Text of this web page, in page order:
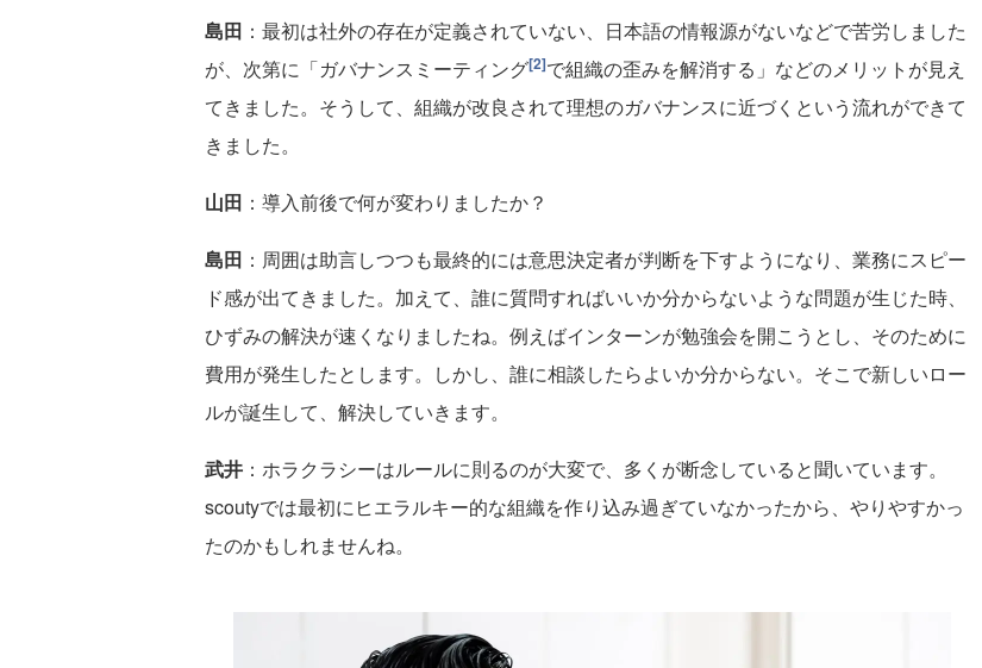
島田 ：最初は社外の存在が定義されていない、日本語の情報源がないなどで苦労しました
が、次第に「ガバナンスミーティング[2]で組織の歪みを解消する」などのメリットが見え
てきました。そうして、組織が改良されて理想のガバナンスに近づくという流れができて
きました。
山田 ：導入前後で何が変わりましたか？
島田 ：周囲は助言しつつも最終的には意思決定者が判断を下すようになり、業務にスピー
ド感が出てきました。加えて、誰に質問すればいいか分からないような問題が生じた時、
ひずみの解決が速くなりましたね。例えばインターンが勉強会を開こうとし、そのために
費用が発生したとします。しかし、誰に相談したらよいか分からない。そこで新しいロー
ルが誕生して、解決していきます。
武井 ：ホラクラシーはルールに則るのが大変で、多くが断念していると聞いています。
scoutyでは最初にヒエラルキー的な組織を作り込み過ぎていなかったから、やりやすかっ
たのかもしれませんね。